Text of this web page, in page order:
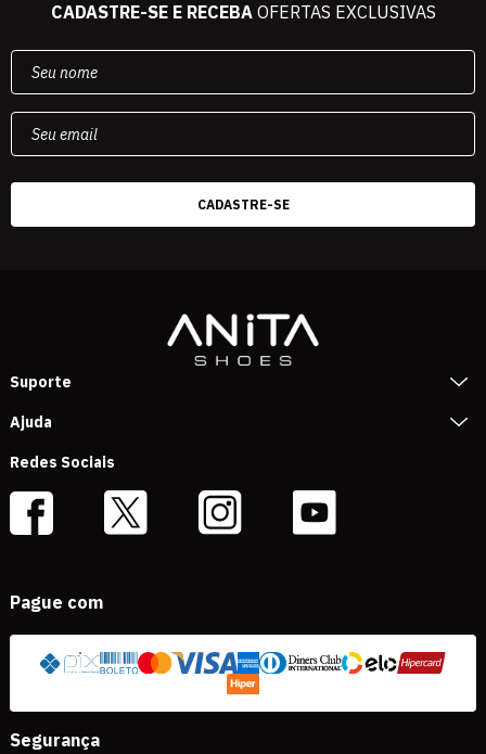
CADASTRE-SE E RECEBAOFERTAS EXCLUSIVAS
Suporte
Ajuda
Redes Sociais
Pague com
Segurança